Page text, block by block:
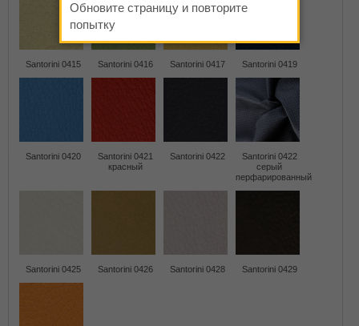
Santorini 0415 Santorini 0416 Santorini 0417 Santorini 0419
Santorini 0420
Santorini 0421
красный
Santorini 0422
Santorini 0422
серый
перфарированный
Santorini 0425 Santorini 0426 Santorini 0428 Santorini 0429
Обновите страницу и повторите
попытку